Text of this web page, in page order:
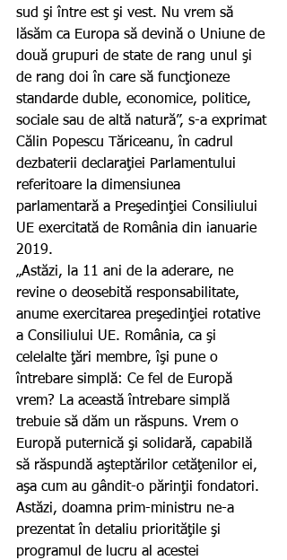
sud şi între est şi vest. Nu vrem să
lăsăm ca Europa să devină o Uniune de
două grupuri de state de rang unul şi
de rang doi în care să funcţioneze
standarde duble, economice, politice,
sociale sau de altă natură”, s-a exprimat
Călin Popescu Tăriceanu, în cadrul
dezbaterii declaraţiei Parlamentului
referitoare la dimensiunea
parlamentară a Preşedinţiei Consiliului
UE exercitată de România din ianuarie
2019.
„Astăzi, la 11 ani de la aderare, ne
revine o deosebită responsabilitate,
anume exercitarea preşedinţiei rotative
a Consiliului UE. România, ca şi
celelalte ţări membre, îşi pune o
întrebare simplă: Ce fel de Europă
vrem? La această întrebare simplă
trebuie să dăm un răspuns. Vrem o
Europă puternică şi solidară, capabilă
să răspundă aşteptărilor cetăţenilor ei,
aşa cum au gândit-o părinţii fondatori.
Astăzi, doamna prim-ministru ne-a
prezentat în detaliu priorităţile şi
programul de lucru al acestei